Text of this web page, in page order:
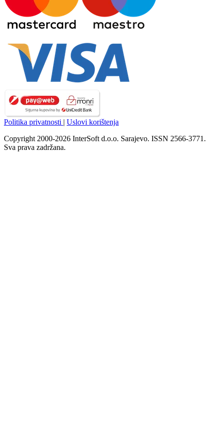
Politika privatnosti | Uslovi korištenja
Copyright 2000-2026 InterSoft d.o.o. Sarajevo. ISSN 2566-3771.
Sva prava zadržana.